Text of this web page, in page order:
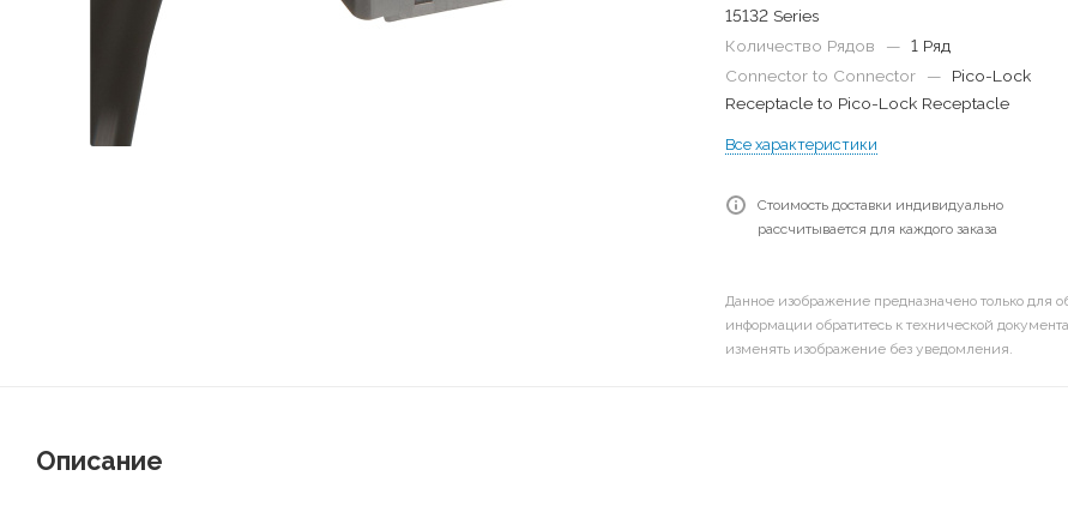
15132 Series
Количество Рядов
— 1 Ряд
Connector to Connector
—
Pico-Lock
Receptacle to Pico-Lock Receptacle
Все характеристики
Стоимость доставки индивидуально
рассчитывается для каждого заказа
Данное изображение предназначено только для
информации обратитесь к технической
изменять изображение без уведомления.
Описание